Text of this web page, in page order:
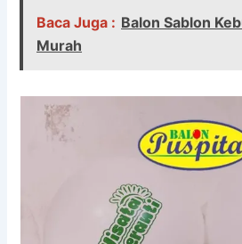
Baca Juga : Balon Sablon
Murah